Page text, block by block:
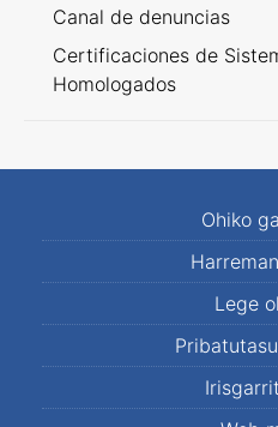
Canal de denuncias
Certificaciones de
Homologados
Ohiko
Lege